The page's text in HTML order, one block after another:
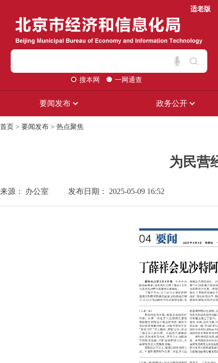
适老版
搜本网 一网通查
要闻发布 政务公开
首页 > 要闻发布 > 热点聚焦
为民营
来源： 办公室 发布日期： 2025-05-09 16:52